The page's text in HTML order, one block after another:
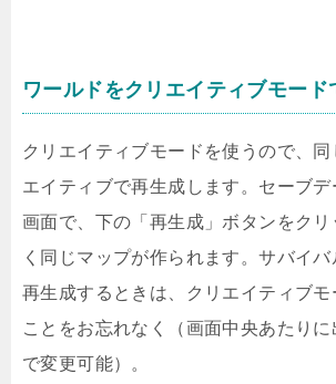
ワールドをクリエイティブモード
クリエイティブモードを使うので、同
エイティブで再生成します。セーブデ
画面で、下の「再生成」ボタンをクリ
く同じマップが作られます。サバイ
再生成するときは、クリエイティブモ
ことをお忘れなく（画面中央あたり
で変更可能）。